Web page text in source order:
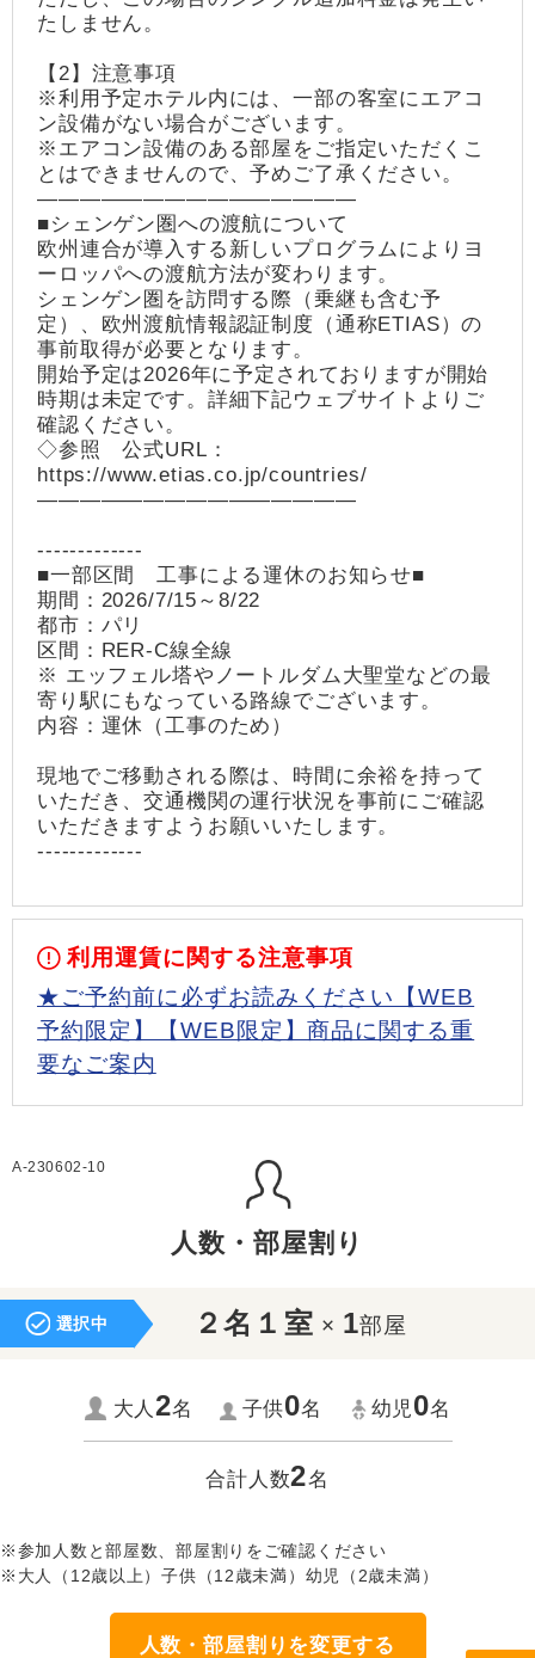
たしません。
【2】注意事項
※利用予定ホテル内には、一部の客室にエアコ
ン設備がない場合がございます。
※エアコン設備のある部屋をご指定いただくこ
とはできませんので、予めご了承ください。
―――――――――――――――
■シェンゲン圏への渡航について
欧州連合が導入する新しいプログラムによりヨ
ーロッパへの渡航方法が変わります。
シェンゲン圏を訪問する際（乗継も含む予
定）、欧州渡航情報認証制度（通称ETIAS）の
事前取得が必要となります。
開始予定は2026年に予定されておりますが開始
時期は未定です。詳細下記ウェブサイトよりご
確認ください。
◇参照 公式URL：
https://www.etias.co.jp/countries/
―――――――――――――――
-------------
■一部区間 工事による運休のお知らせ■
期間：2026/7/15～8/22
都市：パリ
区間：RER-C線全線
※ エッフェル塔やノートルダム大聖堂などの最
寄り駅にもなっている路線でございます。
内容：運休（工事のため）
現地でご移動される際は、時間に余裕を持って
いただき、交通機関の運行状況を事前にご確認
いただきますようお願いいたします。
-------------
利用運賃に関する注意事項
★ご予約前に必ずお読みください【WEB
予約限定】【WEB限定】商品に関する重
要なご案内
A-230602-10
人数・部屋割り
選択中 ２名１室 × 1部屋
大人2名 子供0名 幼児0名
合計人数2名
※参加人数と部屋数、部屋割りをご確認ください
※大人（12歳以上）子供（12歳未満）幼児（2歳未満）
人数・部屋割りを変更する